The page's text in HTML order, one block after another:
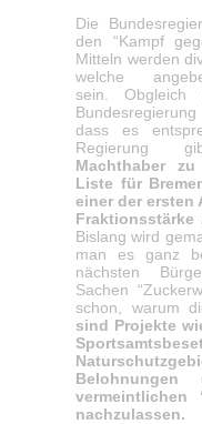
Die
den “Kampf
Mitteln werden
welche
sein.
dass es
Regierung
Machthaber
Liste für
einer der ersten
Bislang wird
man es ganz
nächsten
Sachen
schon, warum
sind Projekte
vermeintlichen
nachzulassen.